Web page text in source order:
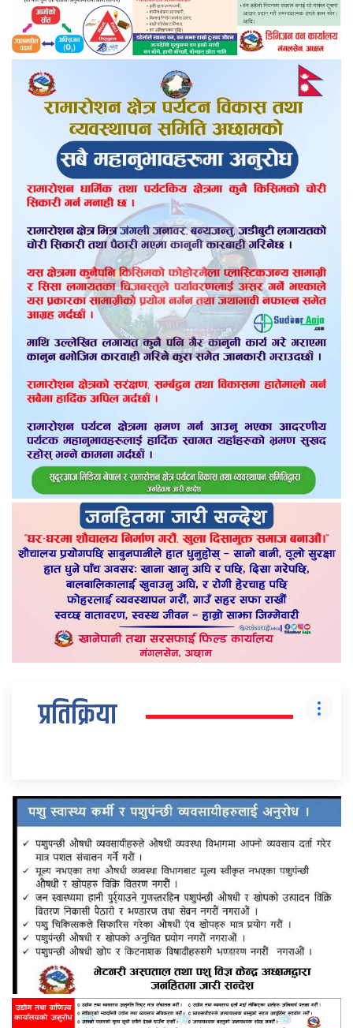
प्रतिक्रिया